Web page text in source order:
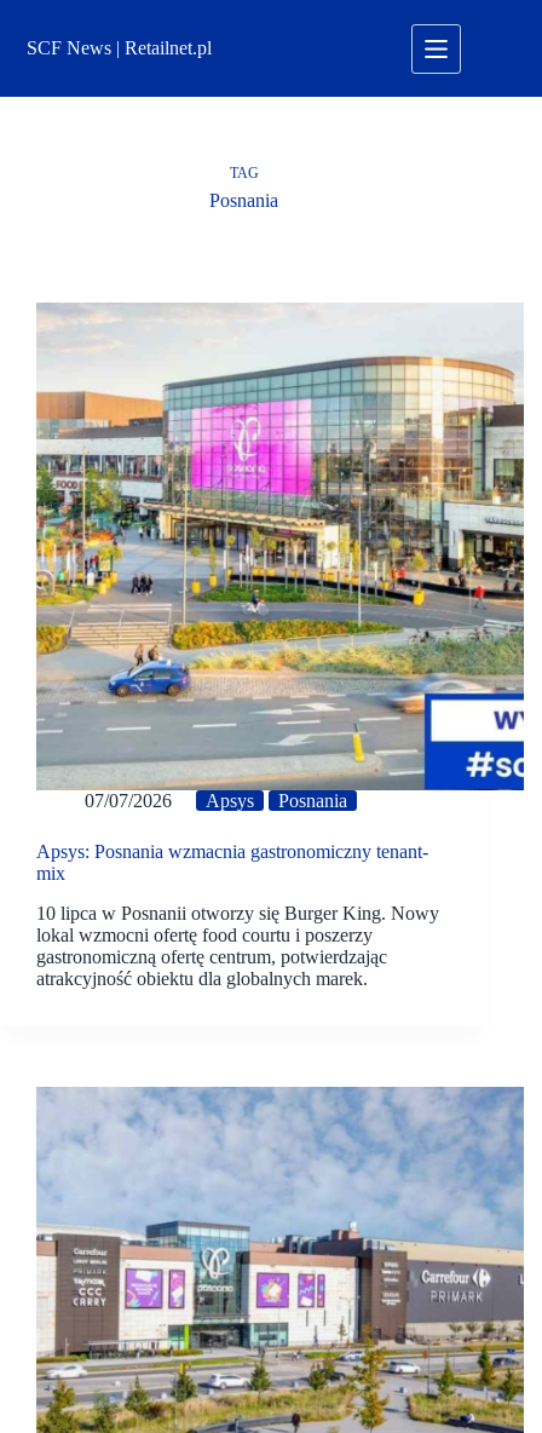
treściSCF News | Retailnet.pl
TAG
Posnania
07/07/2026 Apsys Posnania
Apsys: Posnania wzmacnia gastronomiczny tenant-
mix
10 lipca w Posnanii otworzy się Burger King. Nowy
lokal wzmocni ofertę food courtu i poszerzy
gastronomiczną ofertę centrum, potwierdzając
atrakcyjność obiektu dla globalnych marek.